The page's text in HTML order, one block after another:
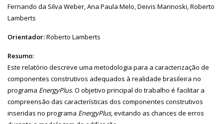
Fernando da Silva Weber, Ana Paula Melo, Deivis Marinoski, Roberto
Lamberts
Orientador:Roberto Lamberts
Resumo:
Este relatório descreve uma metodologia para a caracterização de
componentes construtivos adequados à realidade brasileira no
programa EnergyPlus. O objetivo principal do trabalho é facilitar a
compreensão das características dos componentes construtivos
inseridas no programa EnergyPlus, evitando as chances de erros